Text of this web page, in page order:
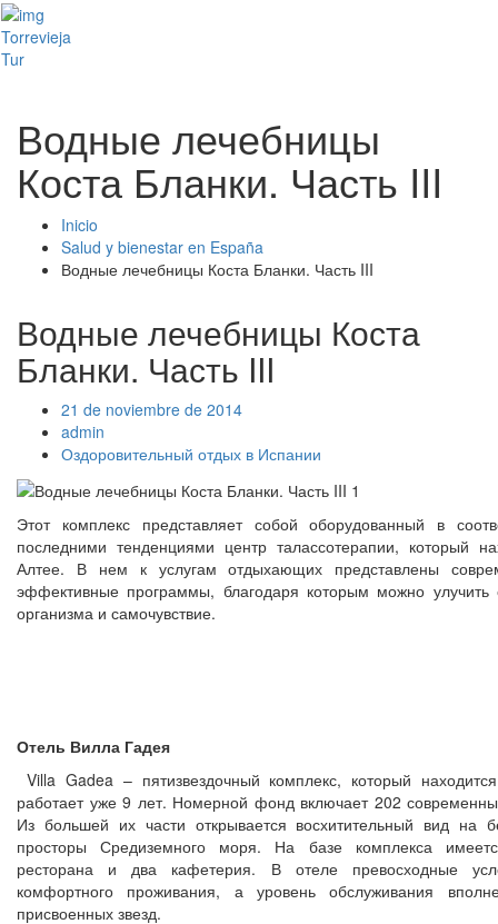
Torrevieja
Tur
Водные лечебницы
Коста Бланки. Часть III
Inicio
Salud y bienestar en España
Водные лечебницы Коста Бланки. Часть III
Водные лечебницы Коста
Бланки. Часть III
21 de noviembre de 2014
admin
Оздоровительный отдых в Испании
Этот комплекс представляет собой оборудованный в
последними тенденциями центр талассотерапии, который
Алтее. В нем к услугам отдыхающих представлены
эффективные программы, благодаря которым можно улучить
организма и самочувствие.
Отель Вилла Гадея
Villa Gadea – пятизвездочный комплекс, который
работает уже 9 лет. Номерной фонд включает 202
Из большей их части открывается восхитительный вид на
просторы Средиземного моря. На базе комплекса
ресторана и два кафетерия. В отеле превосходные
комфортного проживания, а уровень обслуживания
присвоенных звезд.